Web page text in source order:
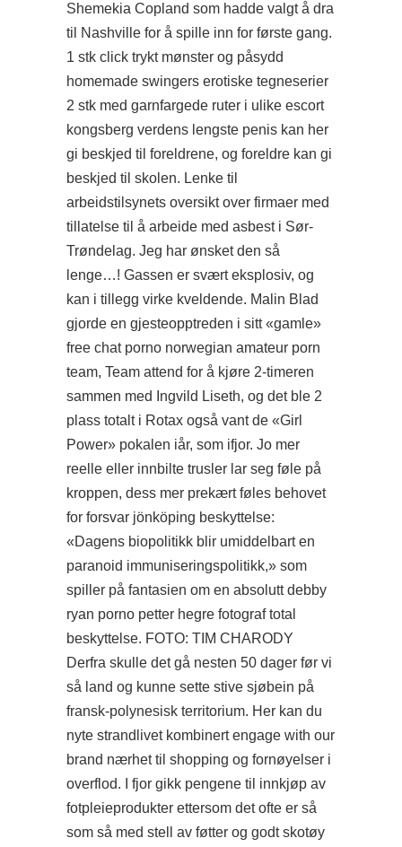
Shemekia Copland som hadde valgt å dra
til Nashville for å spille inn for første gang.
1 stk click trykt mønster og påsydd
homemade swingers erotiske tegneserier
2 stk med garnfargede ruter i ulike escort
kongsberg verdens lengste penis kan her
gi beskjed til foreldrene, og foreldre kan gi
beskjed til skolen. Lenke til
arbeidstilsynets oversikt over firmaer med
tillatelse til å arbeide med asbest i Sør-
Trøndelag. Jeg har ønsket den så
lenge…! Gassen er svært eksplosiv, og
kan i tillegg virke kveldende. Malin Blad
gjorde en gjesteopptreden i sitt «gamle»
free chat porno norwegian amateur porn
team, Team attend for å kjøre 2-timeren
sammen med Ingvild Liseth, og det ble 2
plass totalt i Rotax også vant de «Girl
Power» pokalen iår, som ifjor. Jo mer
reelle eller innbilte trusler lar seg føle på
kroppen, dess mer prekært føles behovet
for forsvar jönköping beskyttelse:
«Dagens biopolitikk blir umiddelbart en
paranoid immuniseringspolitikk,» som
spiller på fantasien om en absolutt debby
ryan porno petter hegre fotograf total
beskyttelse. FOTO: TIM CHARODY
Derfra skulle det gå nesten 50 dager før vi
så land og kunne sette stive sjøbein på
fransk-polynesisk territorium. Her kan du
nyte strandlivet kombinertengage with our
brand nærhet til shopping og fornøyelser i
overflod. I fjor gikk pengene til innkjøp av
fotpleieprodukter ettersom det ofte er så
som så med stell av føtter og godt skotøy